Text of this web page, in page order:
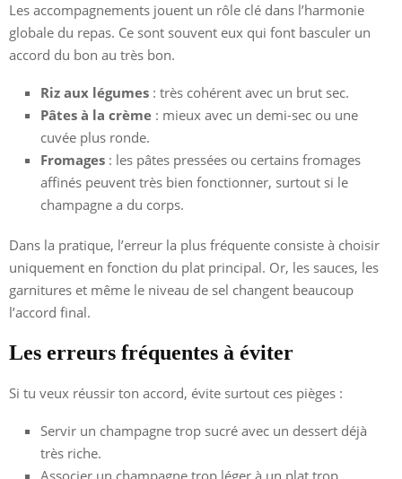
Les accompagnements jouent un rôle clé dans l’harmonie
globale du repas. Ce sont souvent eux qui font basculer un
accord du bon au très bon.
Riz aux légumes : très cohérent avec un brut sec.
Pâtes à la crème : mieux avec un demi-sec ou une
cuvée plus ronde.
Fromages : les pâtes pressées ou certains fromages
affinés peuvent très bien fonctionner, surtout si le
champagne a du corps.
Dans la pratique, l’erreur la plus fréquente consiste à choisir
uniquement en fonction du plat principal. Or, les sauces, les
garnitures et même le niveau de sel changent beaucoup
l’accord final.
Les erreurs fréquentes à éviter
Si tu veux réussir ton accord, évite surtout ces pièges :
Servir un champagne trop sucré avec un dessert déjà
très riche.